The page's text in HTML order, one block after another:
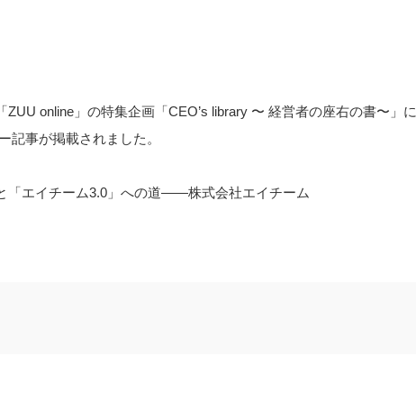
online」の特集企画「CEO’s library 〜 経営者の座右の書〜」に
記事が掲載されました。
「エイチーム3.0」への道——株式会社エイチーム